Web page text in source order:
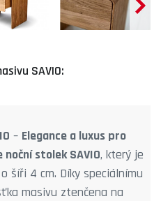
SAVIO:
– Elegance a luxus pro
stolek SAVIO, který je
šíři 4 cm. Díky speciálnímu
masivu ztenčena na